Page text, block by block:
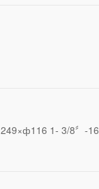
249×ф116 1- 3/8〞-16